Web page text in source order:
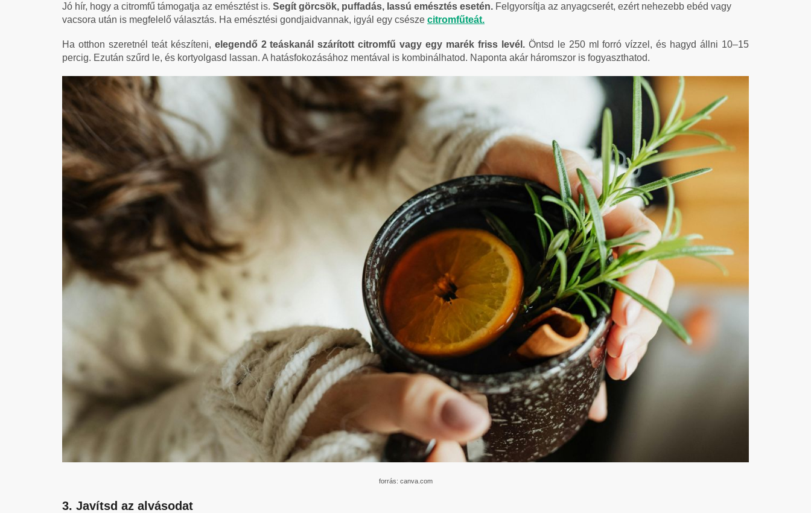
Jó hír, hogy a citromfű támogatja az emésztést is. Segít görcsök, puffadás, lassú emésztés esetén. Felgyorsítja az anyagcserét, ezért nehezebb ebéd vagy
vacsora után is megfelelő választás. Ha emésztési gondjaidvannak, igyál egy csésze citromfűteát.
Ha otthon szeretnél teát készíteni, elegendő 2 teáskanál szárított citromfű vagy egy marék friss levél. Öntsd le 250 ml forró vízzel, és hagyd állni 10–15
percig. Ezután szűrd le, és kortyolgasd lassan. A hatásfokozásához mentával is kombinálhatod. Naponta akár háromszor is fogyaszthatod.
forrás: canva.com
3. Javítsd az alvásodat